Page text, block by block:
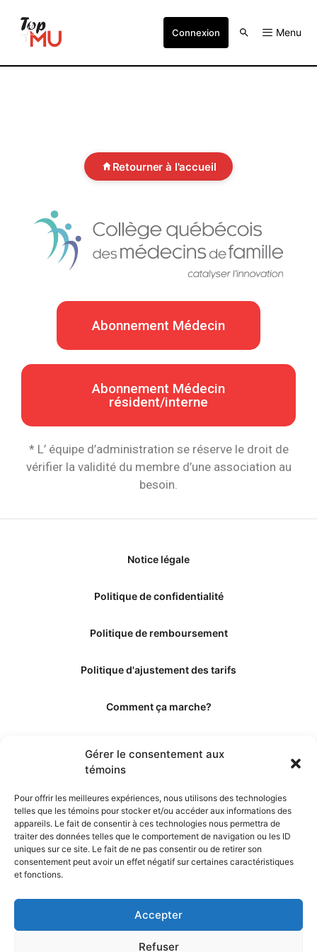
Gérer le consentement aux
témoins
Pour offrir les meilleures expériences, nous utilisons des technologies
telles que les témoins pour stocker et/ou accéder aux informations des
appareils. Le fait de consentir à ces technologies nous permettra de
traiter des données telles que le comportement de navigation ou les ID
uniques sur ce site. Le fait de ne pas consentir ou de retirer son
consentement peut avoir un effet négatif sur certaines caractéristiques
et fonctions.
Accepter
Refuser
Connexion Menu
Retourner à l'accueil
Abonnement Médecin
Abonnement Médecin
résident/interne
* L’ équipe d’administration se réserve le droit de
vérifier la validité du membre d’une association au
besoin.
Notice légale
Politique de confidentialité
Politique de remboursement
Politique d'ajustement des tarifs
Comment ça marche?
Les éditeurs
Les experts et collaborateurs